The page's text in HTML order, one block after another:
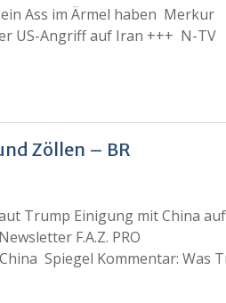
Ass im Ärmel haben Merkur
US-Angriff auf Iran +++ N-TV
Zöllen – BR
Trump Einigung mit China auf
F.A.Z. PRO
Spiegel Kommentar: Was